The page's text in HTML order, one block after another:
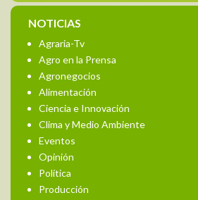
NOTICIAS
Agraria-Tv
Agro en la Prensa
Agronegocios
Alimentación
Ciencia e Innovación
Clima y Medio Ambiente
Eventos
Opinión
Política
Producción